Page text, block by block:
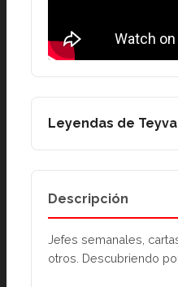
Leyendas de
Descripción
Jefes semanales,
otros. Descubriendo